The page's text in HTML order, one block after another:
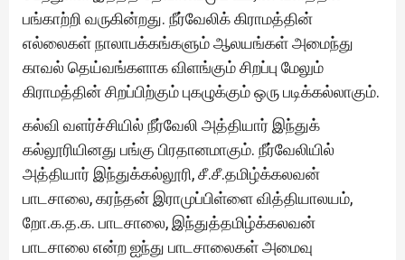
பங்காற்றி வருகின்றது. நீர்வேலிக் கிராமத்தின்
எல்லைகள் நாலாபக்கங்களும் ஆலயங்கள் அமைந்து
காவல் தெய்வங்களாக விளங்கும் சிறப்பு மேலும்
கிராமத்தின் சிறப்பிற்கும் புகழுக்கும் ஒரு படிக்கல்லாகும்.
கல்வி வளர்ச்சியில் நீர்வேலி அத்தியார் இந்துக்
கல்லூரியினது பங்கு பிரதானமாகும். நீர்வேலியில்
அத்தியார் இந்துக்கல்லூரி, சீ.சீ.தமிழ்க்கலவன்
பாடசாலை, கரந்தன் இராமுப்பிள்ளை வித்தியாலயம்,
றோ.க.த.க. பாடசாலை, இந்துத்தமிழ்க்கலவன்
பாடசாலை என்ற ஐந்து பாடசாலைகள் அமைவு